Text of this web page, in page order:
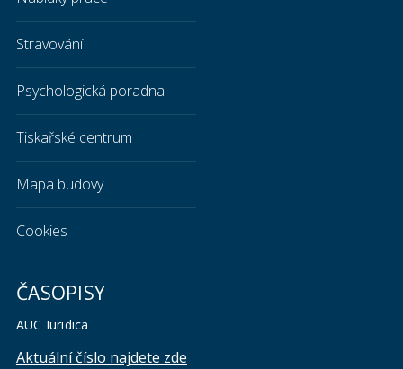
Stravování
Psychologická poradna
Tiskařské centrum
Mapa budovy
Cookies
ČASOPISY
AUC Iuridica
Aktuální číslo najdete zde